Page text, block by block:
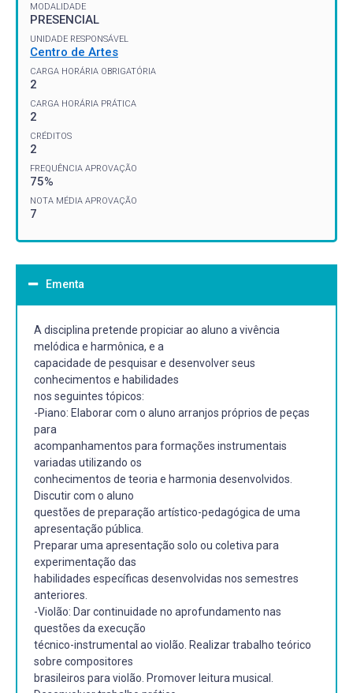
MODALIDADE
PRESENCIAL
UNIDADE RESPONSÁVEL
Centro de Artes
CARGA HORÁRIA OBRIGATÓRIA
2
CARGA HORÁRIA PRÁTICA
2
CRÉDITOS
2
FREQUÊNCIA APROVAÇÃO
75%
NOTA MÉDIA APROVAÇÃO
7
Ementa
A disciplina pretende propiciar ao aluno a vivência
melódica e harmônica, e a
capacidade de pesquisar e desenvolver seus
conhecimentos e habilidades
nos seguintes tópicos:
-Piano: Elaborar com o aluno arranjos próprios de peças
para
acompanhamentos para formações instrumentais
variadas utilizando os
conhecimentos de teoria e harmonia desenvolvidos.
Discutir com o aluno
questões de preparação artístico-pedagógica de uma
apresentação pública.
Preparar uma apresentação solo ou coletiva para
experimentação das
habilidades específicas desenvolvidas nos semestres
anteriores.
-Violão: Dar continuidade no aprofundamento nas
questões da execução
técnico-instrumental ao violão. Realizar trabalho teórico
sobre compositores
brasileiros para violão. Promover leitura musical.